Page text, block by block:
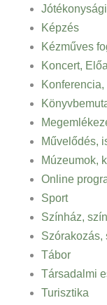
Képzés
Kézműves
Koncert,
Művelődés,
Múzeumok,
Online
Sport
Színház,
Szórakozás,
Tábor
Társadalmi
Turisztika